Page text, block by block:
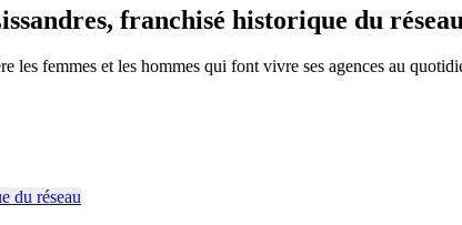
franchisé historique du
les femmes et les hommes qui font vivre ses agences au